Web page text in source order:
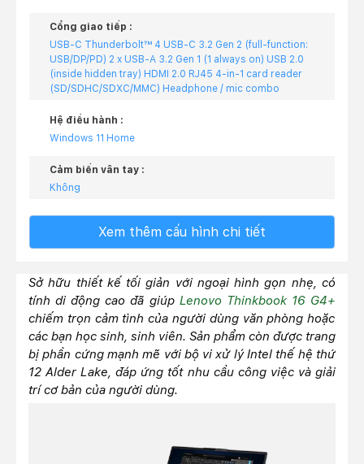
Cổng giao tiếp :
USB-C Thunderbolt™ 4 USB-C 3.2 Gen 2 (full-function:
USB/DP/PD) 2 x USB-A 3.2 Gen 1 (1 always on) USB 2.0
(inside hidden tray) HDMI 2.0 RJ45 4-in-1 card reader
(SD/SDHC/SDXC/MMC) Headphone / mic combo
Hệ điều hành :
Windows 11 Home
Cảm biến vân tay :
Không
Xem thêm cấu hình chi tiết
Sở hữu thiết kế tối giản với ngoại hình gọn nhẹ, có
tính di động cao đã giúp Lenovo Thinkbook 16 G4+
chiếm trọn cảm tình của người dùng văn phòng hoặc
các bạn học sinh, sinh viên. Sản phẩm còn được trang
bị phần cứng mạnh mẽ với bộ vi xử lý Intel thế hệ thứ
12 Alder Lake, đáp ứng tốt nhu cầu công việc và giải
trí cơ bản của người dùng.